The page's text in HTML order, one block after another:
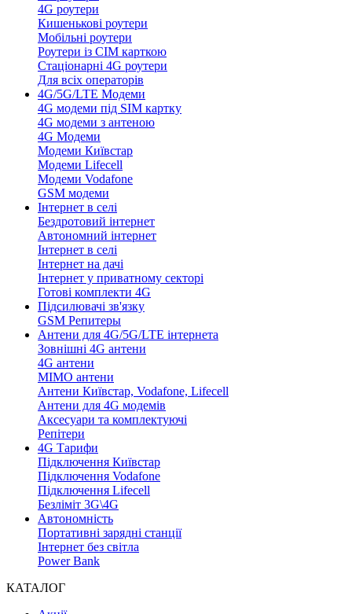
4G роутери
Кишенькові роутери
Мобільні роутери
Роутери із СІМ карткою
Стаціонарні 4G роутери
Для всіх операторів
4G/5G/LTE Модеми
4G модеми під SIM картку
4G модеми з антеною
4G Модеми
Модеми Київстар
Модеми Lifecell
Модеми Vodafone
GSM модеми
Інтернет в селі
Бездротовий інтернет
Автономний інтернет
Інтернет в селі
Інтернет на дачі
Інтернет у приватному секторі
Готові комплекти 4G
Підсилювачі зв'язку
GSM Репитеры
Антени для 4G/5G/LTE інтернета
Зовнішні 4G антени
4G антени
MIMO антени
Антени Київстар, Vodafone, Lifecell
Антени для 4G модемів
Аксесуари та комплектуючі
Репітери
4G Тарифи
Підключення Київстар
Підключення Vodafone
Підключення Lifecell
Безліміт 3G\4G
Автономність
Портативні зарядні станції
Інтернет без світла
Power Bank
КАТАЛОГ